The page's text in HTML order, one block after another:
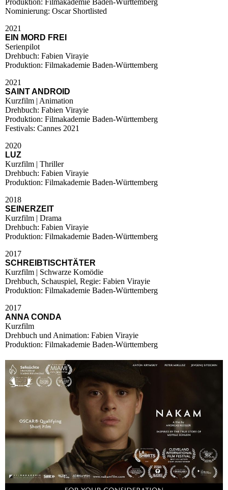
Nominierung: Oscar Shortlisted
2021
EIN MORD FREI
Serienpilot
Drehbuch: Fabien Virayie
Produktion: Filmakademie Baden-Württemberg
2021
SAINT ANDROID
Kurzfilm | Animation
Drehbuch: Fabien Virayie
Produktion: Filmakademie Baden-Württemberg
Festivals: Cannes 2021
2020
LUZ
Kurzfilm | Thriller
Drehbuch: Fabien Virayie
Produktion: Filmakademie Baden-Württemberg
2018
SEINERZEIT
Kurzfilm | Drama
Drehbuch: Fabien Virayie
Produktion: Filmakademie Baden-Württemberg
2017
SCHREIBTISCHTÄTER
Kurzfilm | Schwarze Komödie
Drehbuch, Schauspiel, Regie: Fabien Virayie
Produktion: Filmakademie Baden-Württemberg
2017
ANNA CONDA
Kurzfilm
Drehbuch und Animation: Fabien Virayie
Produktion: Filmakademie Baden-Württemberg